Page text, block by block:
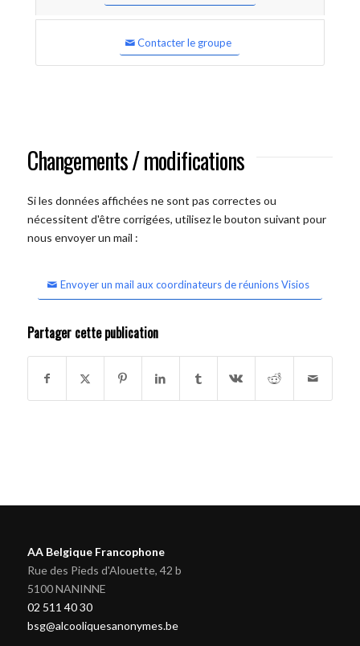
Contacter le groupe
Changements / modifications
Si les données affichées ne sont pas correctes ou
nécessitent d'être corrigées, utilisez le bouton suivant pour
nous envoyer un mail :
Envoyer un mail aux coordinateurs de réunions Visios
Partager cette publication
AA Belgique Francophone
Rue des Pieds d'Alouette, 42 b
5100 NANINNE
02 511 40 30
bsg@alcooliquesanonymes.be